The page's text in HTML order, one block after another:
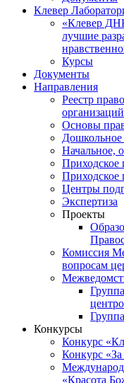
Клевер
«Клевер
лучшие
Курсы
Документы
Направления
Реестр
организаций
Основы
Дошкольное
Начальное,
Приходское
Приходское
Центры
Экспертиза
Проекты
Комиссия
вопросам
Конкурсы
Конкурс
Конкурс
«Красота